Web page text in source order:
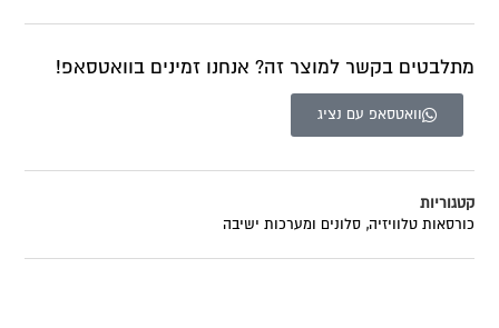
מתלבטים בקשר למוצר זה? אנחנו זמינים בוואטסאפ!
וואטסאפ עם נציג
קטגוריות
כורסאות טלוויזיה,סלונים ומערכות ישיבה